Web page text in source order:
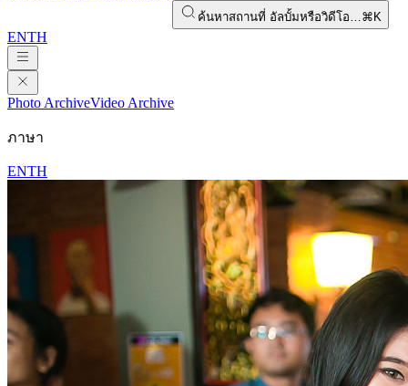
ค้นหาสถานที่ อัลบั้มหรือวิดีโอ…⌘K
ENTH
Photo ArchiveVideo Archive
ภาษา
ENTH